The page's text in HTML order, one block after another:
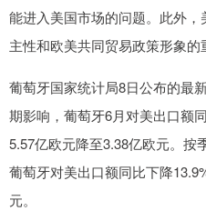
能进入美国市场的问题。此外
主性和欧美共同贸易政策形象的
葡萄牙国家统计局8日公布的最
期影响，葡萄牙6月对美出口额
5.57亿欧元降至3.38亿欧元。按
葡萄牙对美出口额同比下降
元。